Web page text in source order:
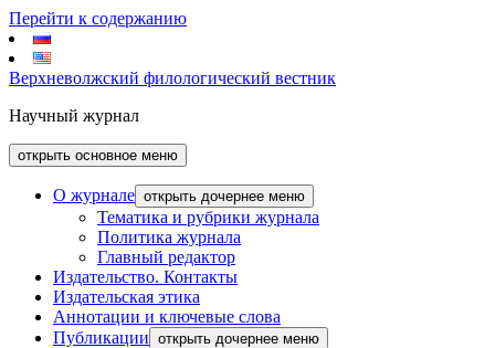
Перейти к содержанию
Верхневолжский филологический вестник
Научный журнал
открыть основное меню
О журнале открыть дочернее меню
Тематика и рубрики журнала
Политика журнала
Главный редактор
Издательство. Контакты
Издательская этика
Аннотации и ключевые слова
Публикации открыть дочернее меню